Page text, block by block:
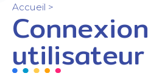
Accueil >
Connexion
utilisateur